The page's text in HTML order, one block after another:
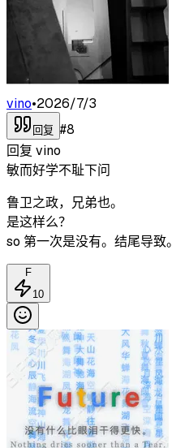
vino•2026/7/3
回复 #8
回复 vino
敏而好学不耻下问
鲁卫之政，兄弟也。
是这样么？
so 第一次是没有。结尾导致。
F
10